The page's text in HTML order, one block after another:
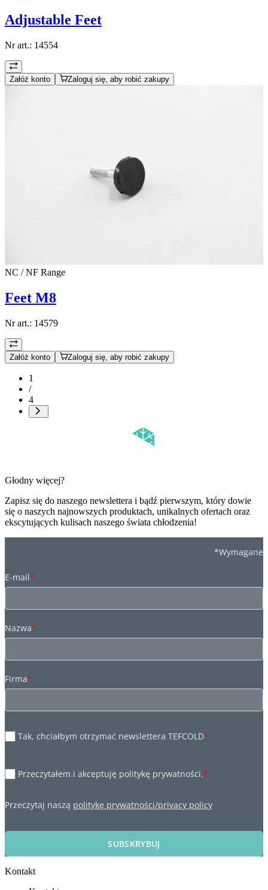
Adjustable Feet
Nr art.: 14554
Załóż konto Zaloguj się, aby robić zakupy
NC / NF Range
Feet M8
Nr art.: 14579
Załóż konto Zaloguj się, aby robić zakupy
1
/
4
Głodny więcej?
Zapisz się do naszego newslettera i bądź pierwszym, który dowie
się o naszych najnowszych produktach, unikalnych ofertach oraz
ekscytujących kulisach naszego świata chłodzenia!
*Wymagane
E-mail*
Nazwa*
Firma*
Tak, chciałbym otrzymać newslettera TEFCOLD*
Przeczytałem i akceptuję politykę prywatności.*
Przeczytaj naszą politykę prywatności/privacy policy
SUBSKRYBUJ
Kontakt